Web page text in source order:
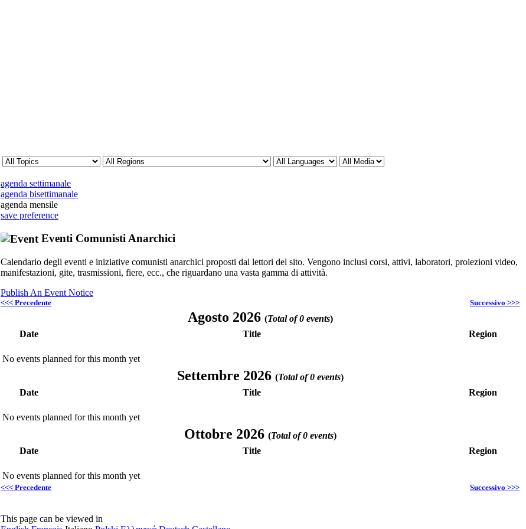
agenda settimanale
agenda bisettimanale
agenda mensile
save preference
Eventi Comunisti Anarchici
Calendario degli eventi e iniziative comunisti anarchici proposti dai lettori del sito. Vengono inclusi corsi, attivi, laboratori, proiezioni video,
manifestazioni, gite, trasmissioni, fiere, ecc., che riguardano una vasta gamma di attività.
Publish An Event Notice
<<< Precedente Successivo >>>
Agosto 2026 (Total of 0 events)
Date
Title Region
No events planned for this month yet
Settembre 2026 (Total of 0 events)
Date
Title Region
No events planned for this month yet
Ottobre 2026 (Total of 0 events)
Date
Title Region
No events planned for this month yet
<<< Precedente Successivo >>>
This page can be viewed in